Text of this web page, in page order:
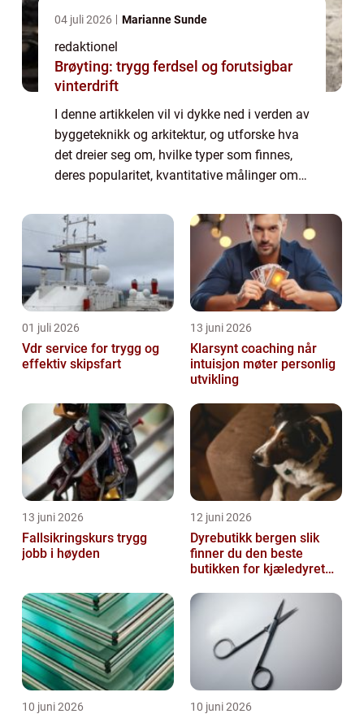
04 juli 2026 Marianne Sunde
redaktionel
Brøyting: trygg ferdsel og forutsigbar
vinterdrift
I denne artikkelen vil vi dykke ned i verden av
byggeteknikk og arkitektur, og utforske hva
det dreier seg om, hvilke typer som finnes,
deres popularitet, kvantitative målinger om
til slutt, en historisk ...
01 juli 2026
Vdr service for trygg og
effektiv skipsfart
13 juni 2026
Klarsynt coaching når
intuisjon møter personlig
utvikling
13 juni 2026
Fallsikringskurs trygg
jobb i høyden
12 juni 2026
Dyrebutikk bergen slik
finner du den beste
butikken for kjæledyret
10 juni 2026 10 juni 2026